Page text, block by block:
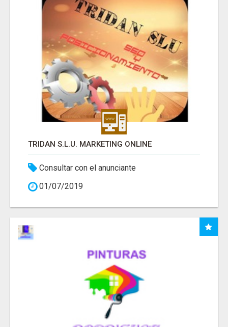
TRIDAN S.L.U. MARKETING ONLINE
Consultar con el anunciante
01/07/2019